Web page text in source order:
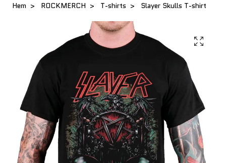
Hem ROCKMERCH T-shirts Slayer Skulls T-shirt